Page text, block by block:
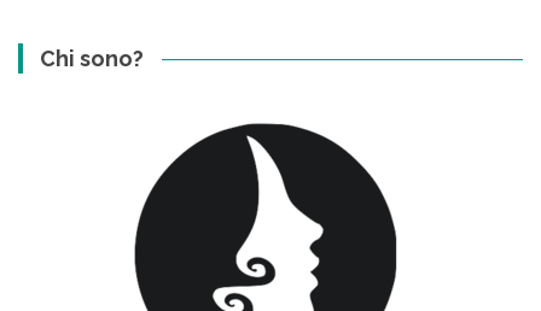
Chi sono?